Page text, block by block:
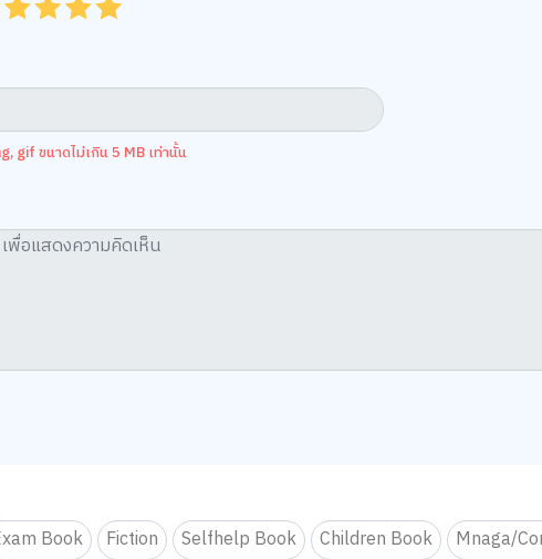
4.5
4.0
3.5
3.0
2.5
2.0
1.5
1.0
gif ขนาดไม่เกิน 5 MB เท่านั้น
Book Fiction Selfhelp Book Children Book Mnaga/